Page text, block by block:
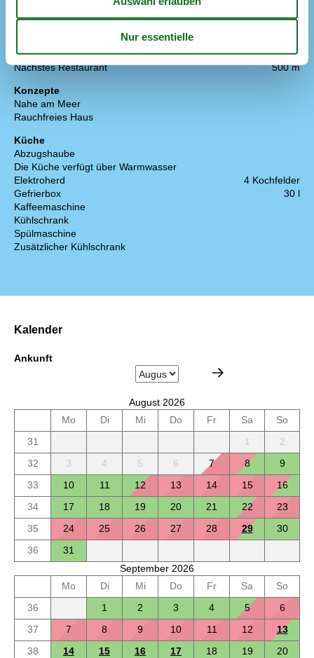
In der Nähe
Entf. zum Wasser/Baden
Entfernung Einkauf
500 m
Nächstes Restaurant
500 m
Konzepte
Nahe am Meer
Rauchfreies Haus
Küche
Abzugshaube
Die Küche verfügt über Warmwasser
Elektroherd
4 Kochfelder
Gefrierbox
30 l
Kaffeemaschine
Kühlschrank
Spülmaschine
Zusätzlicher Kühlschrank
Kalender
Ankunft
August 2026
Mo
Di Mi Do Fr Sa
So
31
1
2
32
3 4 5 6 7 8
9
33
10 11 12 13 14 15
16
34
17 18 19 20 21 22
23
35
24 25 26 27 28 29
30
36
31
September 2026
Mo
Di Mi Do Fr Sa
So
36
1 2 3 4 5
6
37
7 8 9 10 11 12
13
38
14 15 16 17 18 19
20